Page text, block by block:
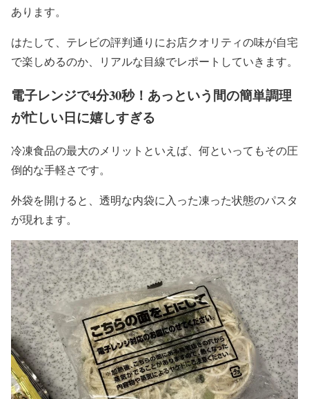
あります。
はたして、テレビの評判通りにお店クオリティの味が自宅
で楽しめるのか、リアルな目線でレポートしていきます。
電子レンジで4分30秒！あっという間の簡単調理
が忙しい日に嬉しすぎる
冷凍食品の最大のメリットといえば、何といってもその圧
倒的な手軽さです。
外袋を開けると、透明な内袋に入った凍った状態のパスタ
が現れます。